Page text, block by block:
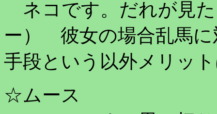
ネコです。だれが見
ー） 彼女の場合乱馬に
手段という以外メリッ
☆ムース